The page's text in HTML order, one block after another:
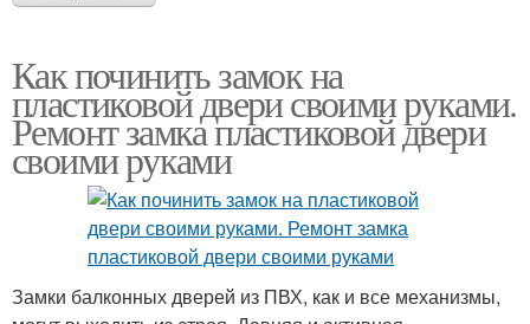
Как починить замок на
пластиковой двери своими руками.
Ремонт замка пластиковой двери
своими руками
Замки балконных дверей из ПВХ, как и все механизмы,